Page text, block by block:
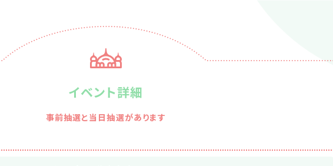
イベント詳細
事前抽選と当日抽選があります